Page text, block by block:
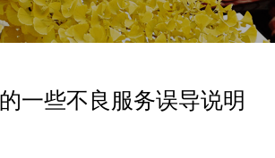
一些不良服务误导说明